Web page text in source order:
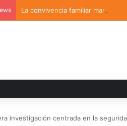
La convivencia familiar marca el
investigación centrada en la